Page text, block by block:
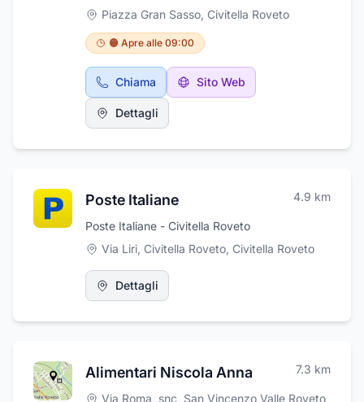
soluzione per l'efficientamento e risparmio
energetico della tua abitazione . Soluzioni
chiavi in mano per Impianti Fotovoltaici ,
Pompe di Calore , sostituzione Caldaie ,
impianti di Climatizzazione e le migliori Offerte
per Luce E gas . I Nostri consulenti ti potranno
aiutarti in tutte le fasi , dalla consulenza fino al
disbrigo di tutte le pratiche per sfruttare i
Piazza Gran Sasso, Civitella Roveto
🟠 Apre alle 09:00
Chiama Sito Web
Dettagli
Poste Italiane 4.9 km
Poste Italiane - Civitella Roveto
Via Liri, Civitella Roveto, Civitella Roveto
Dettagli
Alimentari Niscola Anna 7.3 km
Via Roma, snc, San Vincenzo Valle Roveto